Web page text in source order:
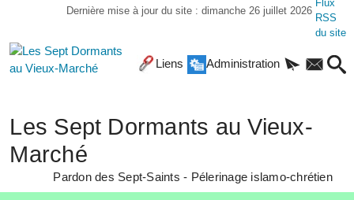
Dernière mise à jour du site : dimanche 26 juillet 2026
Liens Administration
Les Sept Dormants au Vieux-
Marché
Pardon des Sept-Saints - Pélerinage islamo-chrétien